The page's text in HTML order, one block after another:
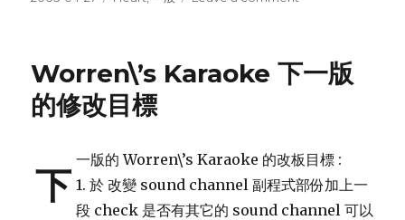
Worren\’s Karaoke 下一版
的修改目標
下
一版的 Worren\’s Karaoke 的改板目標 :
1. 於 改變 sound channel 副程式部份加上一
段 check 是否有其它的 sound channel 可以